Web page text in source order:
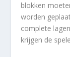
blokken
worden
complete
krijgen de